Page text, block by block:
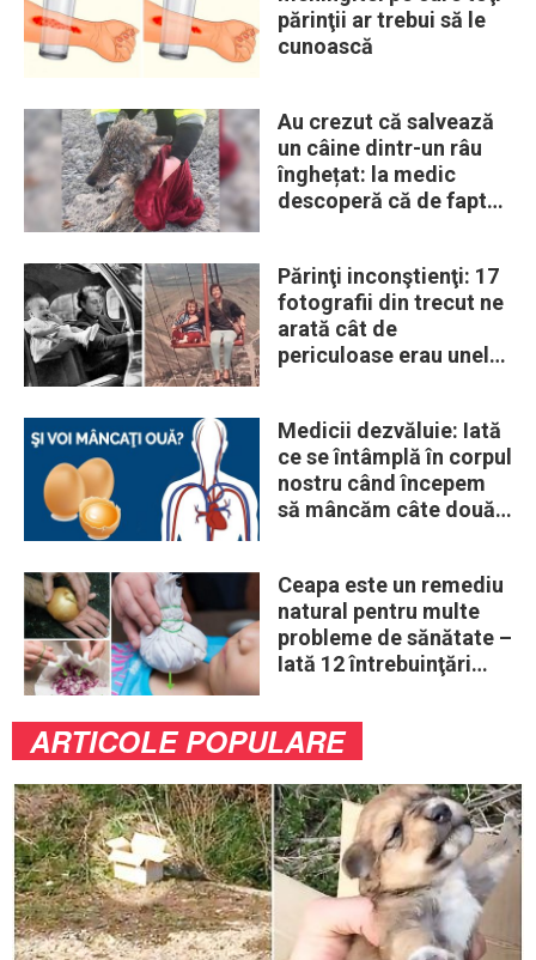
părinţii ar trebui să le
cunoască
Au crezut că salvează
un câine dintr-un râu
înghețat: la medic
descoperă că de fapt
Părinţi inconştienţi: 17
fotografii din trecut ne
arată cât de
periculoase erau unele
Medicii dezvăluie: Iată
ce se întâmplă în corpul
nostru când începem
să mâncăm câte două
Ceapa este un remediu
natural pentru multe
probleme de sănătate –
Iată 12 întrebuinţări
ARTICOLE POPULARE